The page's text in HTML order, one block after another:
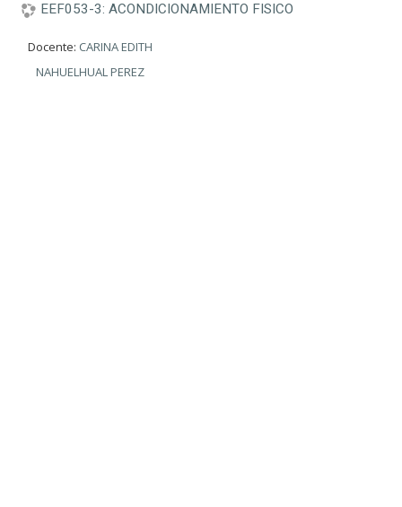
EEF053-3: ACONDICIONAMIENTO FISICO
Docente: CARINA EDITH
NAHUELHUAL PEREZ